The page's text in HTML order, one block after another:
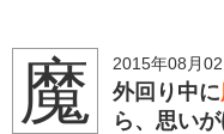
魔 2015年08月02
外回り中に
ら、思い